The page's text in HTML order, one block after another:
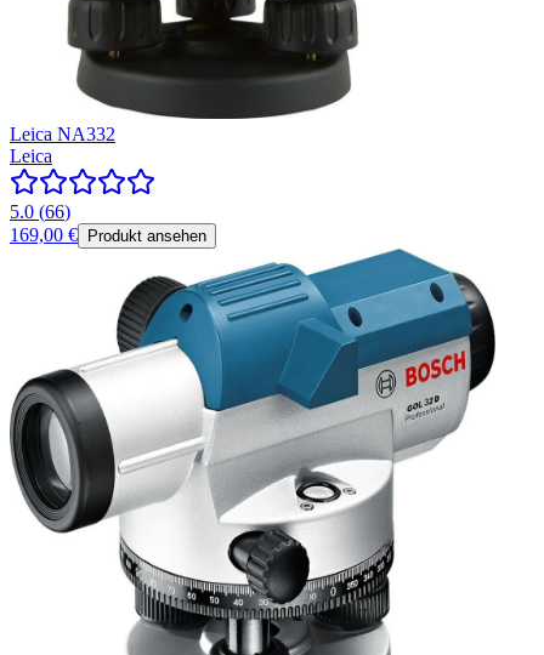
Leica NA332
Leica
5.0 (66)
169,00 €
Produkt ansehen